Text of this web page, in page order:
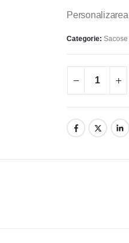
Categorie: